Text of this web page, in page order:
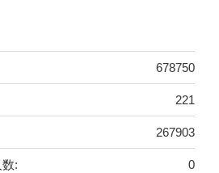
678750
221
267903
0
: